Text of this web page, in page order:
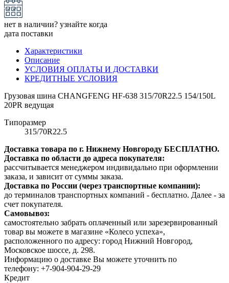
нет в наличии? узнайте когда
дата поставки
Характеристики
Описание
УСЛОВИЯ ОПЛАТЫ И ДОСТАВКИ
КРЕДИТНЫЕ УСЛОВИЯ
Грузовая шина CHANGFENG HF-638 315/70R22.5 154/150L
20PR ведущая
Типоразмер
315/70R22.5
Доставка товара по г. Нижнему Новгороду БЕСПЛАТНО.
Доставка по области до адреса покупателя:
рассчитывается менеджером индивидально при оформлении
заказа, и зависит от суммы заказа.
Доставка по России (через транспортные компании):
до терминалов транспортных компаний - бесплатно. Далее - за
счет покупателя.
Самовывоз:
самостоятельно забрать оплаченный или зарезервированный
товар вы можете в магазине «Колесо успеха»,
расположенного по адресу: город Нижний Новгород,
Московское шоссе, д. 298.
Информацию о доставке Вы можете уточнить по
телефону: +7-904-904-29-29
Кредит